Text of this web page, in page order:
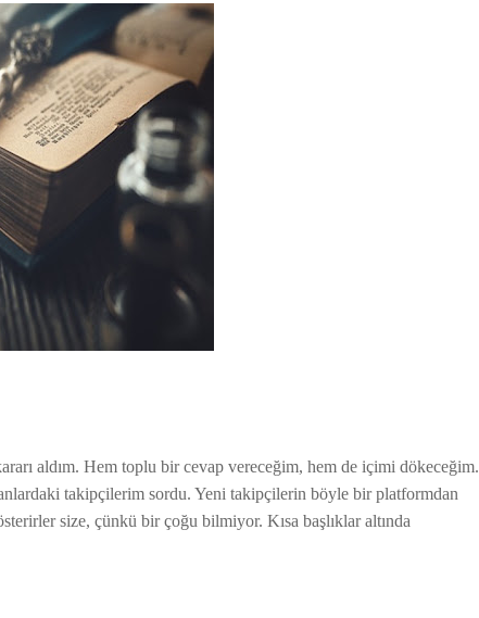
aldım. Hem toplu bir cevap vereceğim, hem de içimi dökeceğim.
takipçilerim sordu. Yeni takipçilerin böyle bir platformdan
size, çünkü bir çoğu bilmiyor. Kısa başlıklar altında